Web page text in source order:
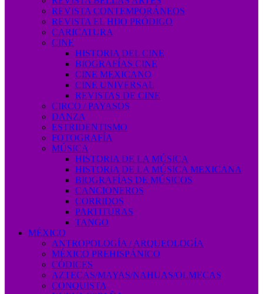
REVISTA CONTEMPORÁNEOS
REVISTA EL HIJO PRÓDIGO
CARICATURA
CINE
HISTORIA DEL CINE
BIOGRAFÍAS CINE
CINE MEXICANO
CINE UNIVERSAL
REVISTAS DE CINE
CIRCO / PAYASOS
DANZA
ESTRIDENTISMO
FOTOGRAFÍA
MÚSICA
HISTORIA DE LA MÚSICA
HISTORIA DE LA MÚSICA MEXICANA
BIOGRAFÍAS DE MÚSICOS
CANCIONEROS
CORRIDOS
PARTITURAS
TANGO
MÉXICO
ANTROPOLOGÍA / ARQUEOLOGÍA
MÉXICO PREHISPÁNICO
CÓDICES
AZTECAS/MAYAS/NAHUAS/OLMECAS
CONQUISTA